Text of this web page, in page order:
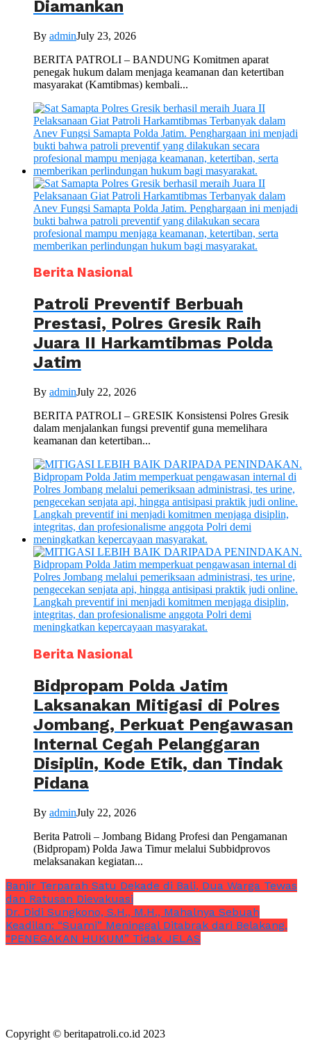
Diamankan
By adminJuly 23, 2026
BERITA PATROLI – BANDUNG Komitmen aparat
penegak hukum dalam menjaga keamanan dan ketertiban
masyarakat (Kamtibmas) kembali...
Berita Nasional
Patroli Preventif Berbuah
Prestasi, Polres Gresik Raih
Juara II Harkamtibmas Polda
Jatim
By adminJuly 22, 2026
BERITA PATROLI – GRESIK Konsistensi Polres Gresik
dalam menjalankan fungsi preventif guna memelihara
keamanan dan ketertiban...
Berita Nasional
Bidpropam Polda Jatim
Laksanakan Mitigasi di Polres
Jombang, Perkuat Pengawasan
Internal Cegah Pelanggaran
Disiplin, Kode Etik, dan Tindak
Pidana
By adminJuly 22, 2026
Berita Patroli – Jombang Bidang Profesi dan Pengamanan
(Bidpropam) Polda Jawa Timur melalui Subbidprovos
melaksanakan kegiatan...
Banjir Terparah Satu Dekade di Bali, Dua Warga Tewas
dan Ratusan Dievakuasi
Dr. Didi Sungkono, S.H., M.H., Mahalnya Sebuah
Keadilan: “Suami” Meninggal Ditabrak dari Belakang,
“PENEGAKAN HUKUM” Tidak JELAS
Copyright © beritapatroli.co.id 2023